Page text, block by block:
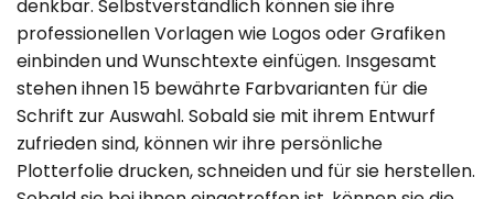
denkbar. Selbstverständlich können sie ihre
professionellen Vorlagen wie Logos oder Grafiken
einbinden und Wunschtexte einfügen. Insgesamt
stehen ihnen 15 bewährte Farbvarianten für die
Schrift zur Auswahl. Sobald sie mit ihrem Entwurf
zufrieden sind, können wir ihre persönliche
Plotterfolie drucken, schneiden und für sie herstellen.